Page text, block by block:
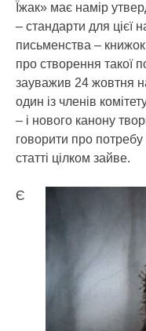
Їжак» має намір
– стандарти для цієї
письменства –
про створення такої
зауважив 24 жовтня
один із членів
– і нового канону
говорити про потребу
статті цілком зайве.
Є